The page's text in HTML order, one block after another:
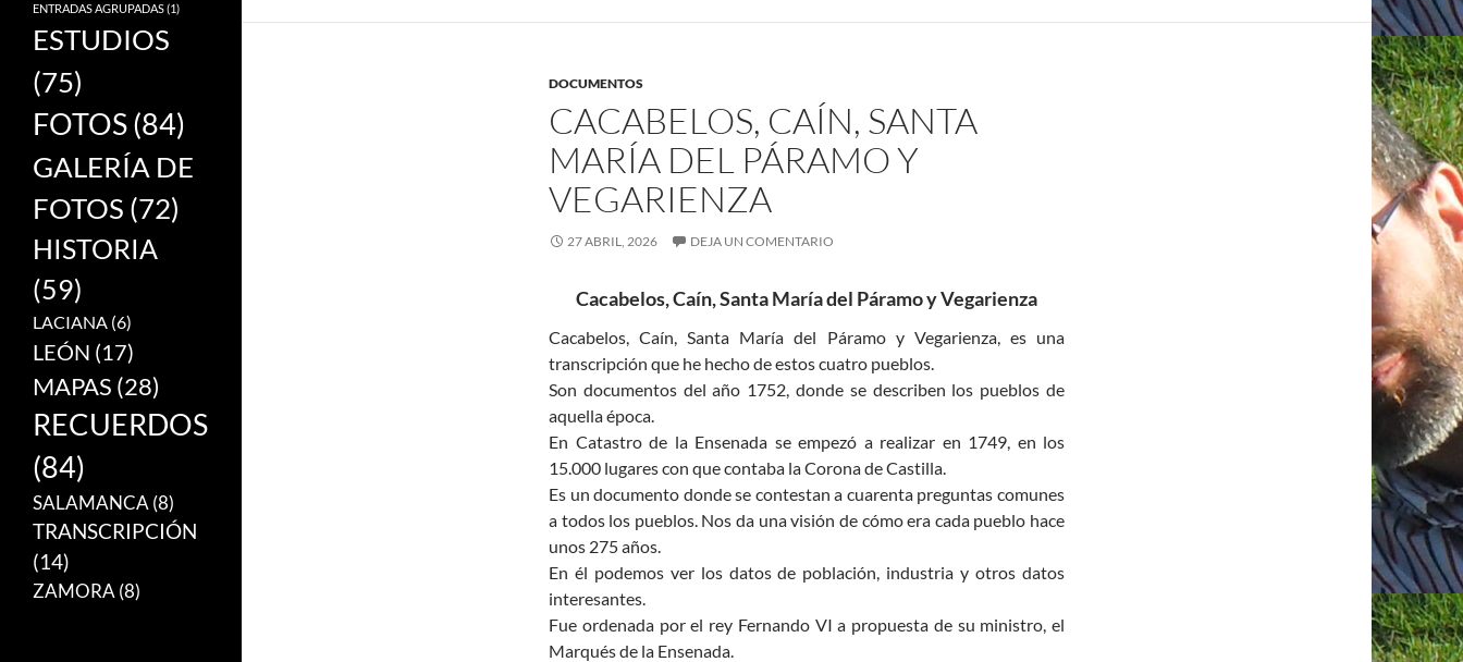
DOCUMENTOS
CACABELOS, CAÍN, SANTA
MARÍA DEL PÁRAMO Y
VEGARIENZA
27 ABRIL, 2026 DEJA UN COMENTARIO
Cacabelos, Caín, Santa María del Páramo y Vegarienza
Cacabelos, Caín, Santa María del Páramo y Vegarienza, es una
transcripción que he hecho de estos cuatro pueblos.
Son documentos del año 1752, donde se describen los pueblos de
aquella época.
En Catastro de la Ensenada se empezó a realizar en 1749, en los
15.000 lugares con que contaba la Corona de Castilla.
Es un documento donde se contestan a cuarenta preguntas comunes
a todos los pueblos. Nos da una visión de cómo era cada pueblo hace
unos 275 años.
En él podemos ver los datos de población, industria y otros datos
interesantes.
Fue ordenada por el rey Fernando VI a propuesta de su ministro, el
Marqués de la Ensenada.
ENTRADAS AGRUPADAS(1)
ESTUDIOS
(75)
FOTOS(84)
GALERÍA DE
FOTOS (72)
HISTORIA
(59)
LACIANA (6)
LEÓN (17)
MAPAS (28)
RECUERDOS
(84)
SALAMANCA (8)
TRANSCRIPCIÓN
(14)
ZAMORA (8)